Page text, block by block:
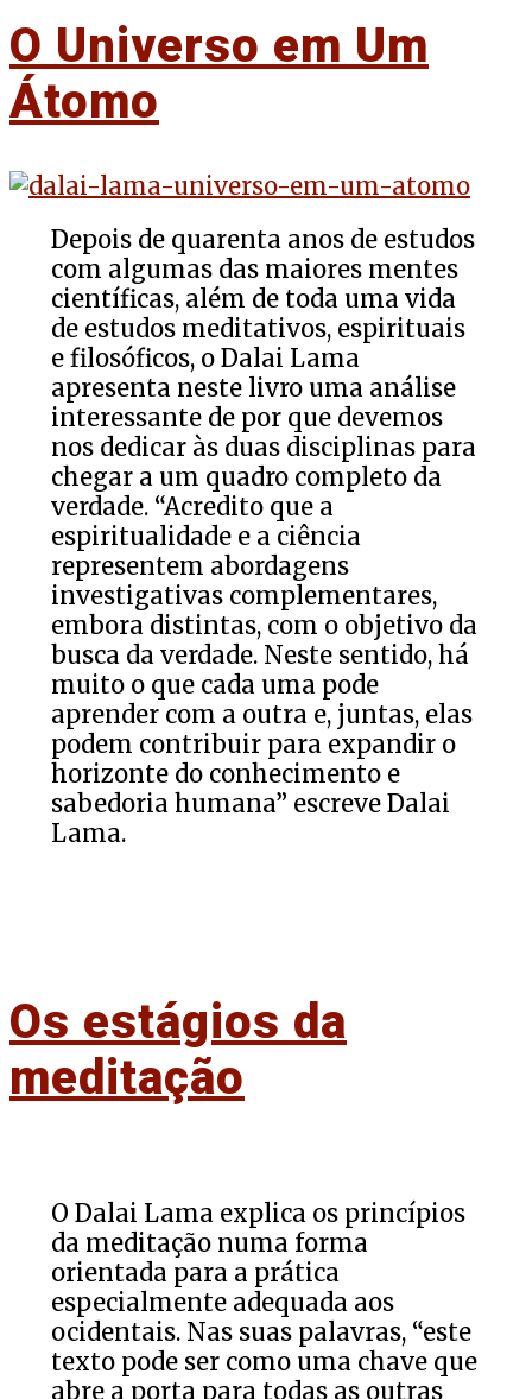
O Universo em Um
Átomo
Depois de quarenta anos de estudos
com algumas das maiores mentes
científicas, além de toda uma vida
de estudos meditativos, espirituais
e filosóficos, o Dalai Lama
apresenta neste livro uma análise
interessante de por que devemos
nos dedicar às duas disciplinas para
chegar a um quadro completo da
verdade. “Acredito que a
espiritualidade e a ciência
representem abordagens
investigativas complementares,
embora distintas, com o objetivo da
busca da verdade. Neste sentido, há
muito o que cada uma pode
aprender com a outra e, juntas, elas
podem contribuir para expandir o
horizonte do conhecimento e
sabedoria humana” escreve Dalai
Lama.
Os estágios da
meditação
O Dalai Lama explica os princípios
da meditação numa forma
orientada para a prática
especialmente adequada aos
ocidentais. Nas suas palavras, “este
texto pode ser como uma chave que
abre a porta para todas as outras